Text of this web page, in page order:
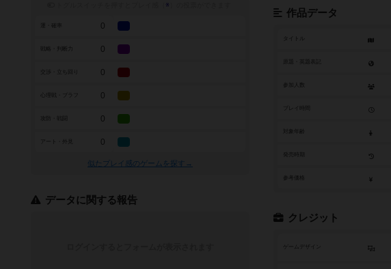
作品データ
タイトル
参加人数
参考価格
クレジット
ゲームデザイン
※
0
戦略・判断力 0
0
0
0
アート・外見 0
似たプレイ感のゲームを探す→
データに関する報告